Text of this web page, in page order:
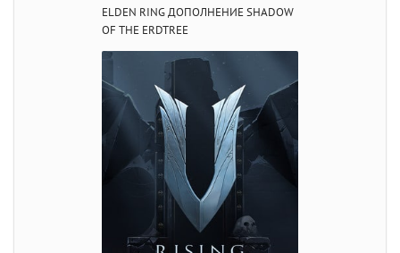
ELDEN RING ДОПОЛНЕНИЕ SHADOW
OF THE ERDTREE